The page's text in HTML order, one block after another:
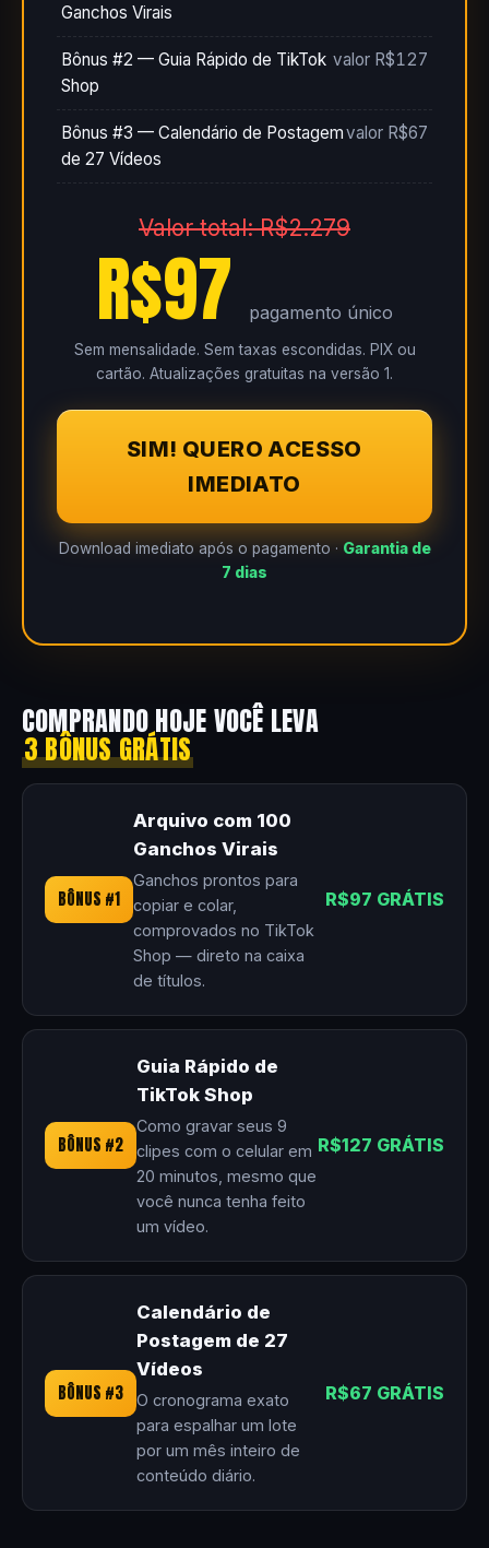
Ganchos Virais
Bônus #2 — Guia Rápido de TikTok
Shop
valor R$127
Bônus #3 — Calendário de Postagem
de 27 Vídeos
valor R$67
Valor total: R$2.279
R$97 pagamento único
Sem mensalidade. Sem taxas escondidas. PIX ou
cartão. Atualizações gratuitas na versão 1.
SIM! QUERO ACESSO
IMEDIATO
Download imediato após o pagamento · Garantia de
7 dias
COMPRANDO HOJE VOCÊ LEVA
3 BÔNUS GRÁTIS
BÔNUS #1
Arquivo com 100
Ganchos Virais
Ganchos prontos para
copiar e colar,
comprovados no TikTok
Shop — direto na caixa
de títulos.
R$97 GRÁTIS
BÔNUS #2
Guia Rápido de
TikTok Shop
Como gravar seus 9
clipes com o celular em
20 minutos, mesmo que
você nunca tenha feito
um vídeo.
R$127 GRÁTIS
BÔNUS #3
Calendário de
Postagem de 27
Vídeos
O cronograma exato
para espalhar um lote
por um mês inteiro de
conteúdo diário.
R$67 GRÁTIS